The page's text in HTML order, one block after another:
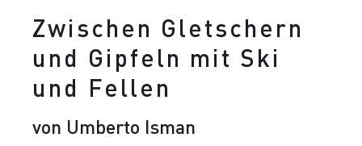
Zwischen Gletschern
und Gipfeln mit Ski
und Fellen
von Umberto Isman